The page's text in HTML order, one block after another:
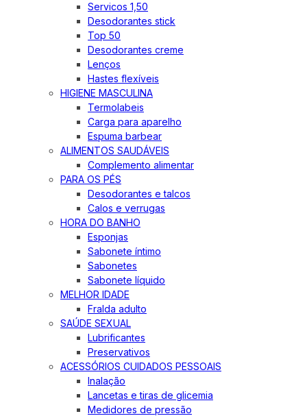
Servicos 1,50
Desodorantes stick
Top 50
Desodorantes creme
Lenços
Hastes flexíveis
HIGIENE MASCULINA
Termolabeis
Carga para aparelho
Espuma barbear
ALIMENTOS SAUDÁVEIS
Complemento alimentar
PARA OS PÉS
Desodorantes e talcos
Calos e verrugas
HORA DO BANHO
Esponjas
Sabonete íntimo
Sabonetes
Sabonete líquido
MELHOR IDADE
Fralda adulto
SAÚDE SEXUAL
Lubrificantes
Preservativos
ACESSÓRIOS CUIDADOS PESSOAIS
Inalação
Lancetas e tiras de glicemia
Medidores de pressão